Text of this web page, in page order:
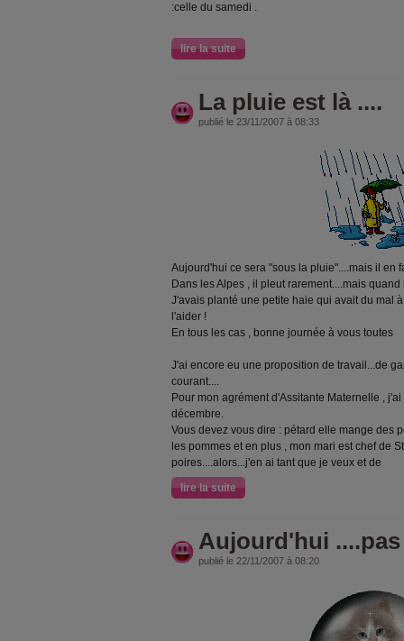
:celle du samedi .
lire la suite
La pluie est là ....
publié le 23/11/2007 à 08:33
Aujourd'hui ce sera "sous la pluie"....mais il en
Dans les Alpes , il pleut rarement....mais
J'avais planté une petite haie qui avait du mal
l'aider !
En tous les cas , bonne journée à vous toutes
J'ai encore eu une proposition de travail...de
courant....
Pour mon agrément d'Assitante Maternelle ,
décembre.
Vous devez vous dire : pétard elle mange des
les pommes et en plus , mon mari est chef de
poires....alors...j'en ai tant que je veux et de
lire la suite
Aujourd'hui
publié le 22/11/2007 à 08:20